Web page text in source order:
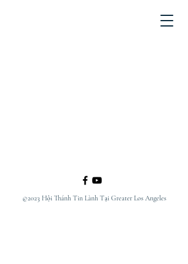
©2023 Hội Thánh Tin Lành Tại Greater Los Angeles